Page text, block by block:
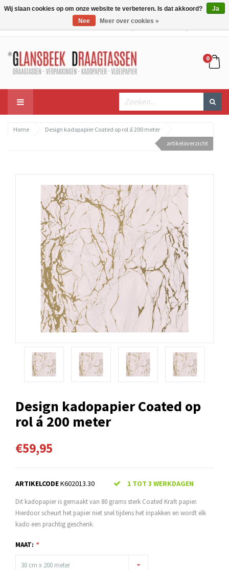
0
Home
Design kadopapier Coated op rol á 200 meter
artikeloverzicht
Design kadopapier Coated op
rol á 200 meter
€59,95
ARTIKELCODEK602013.30 1 TOT 3 WERKDAGEN
Dit kadopapier is gemaakt van 80 grams sterk Coated Kraft papier.
Hierdoor scheurt het papier niet snel tijdens het inpakken en wordt elk
kado een prachtig geschenk.
MAAT: *
30 cm x 200 meter
Wij slaan cookies op om onze website te verbeteren. Is dat akkoord?
Ja
Nee
Meer over cookies »